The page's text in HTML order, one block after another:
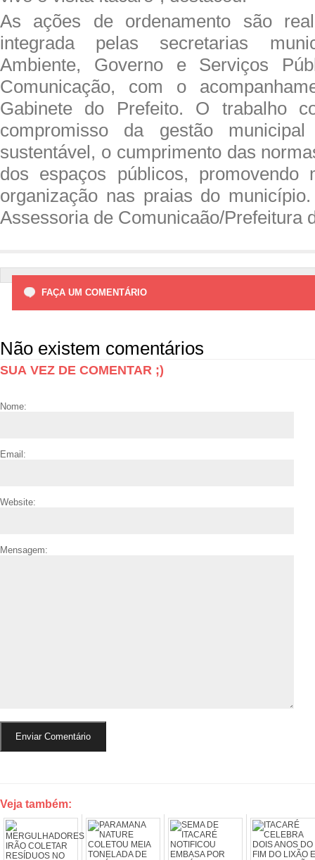
As ações de ordenamento são
integrada pelas secretarias
Ambiente, Governo e Serviços
Comunicação, com o
Gabinete do Prefeito. O trabalho
compromisso da gestão
sustentável, o cumprimento das
dos espaços públicos, promovendo
organização nas praias do
Assessoria de Comunicaão/Prefeitura
FAÇA UM COMENTÁRIO
Não existem comentários
SUA VEZ DE COMENTAR ;)
Nome:
Email:
Website:
Mensagem:
Veja também: